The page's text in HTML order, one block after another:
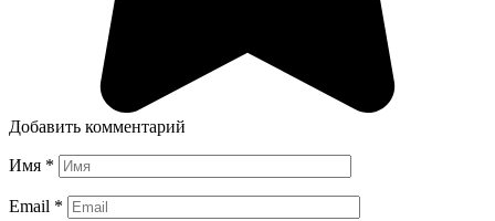
Добавить комментарий
Имя *
Email *